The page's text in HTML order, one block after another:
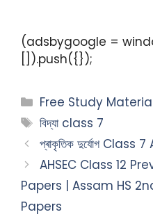
(adsbygoogle =
[]).push({});
Free Study
বিদ্যা class 7
প্ৰাকৃতিক দুৰ্যোগ
AHSEC Class 12
Papers | Assam HS
Papers